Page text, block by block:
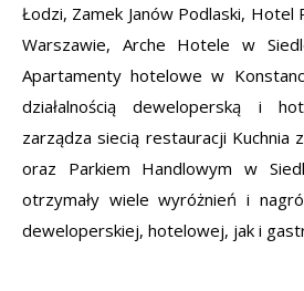
Łodzi, Zamek Janów Podlaski, Hotel
Warszawie, Arche Hotele w
Apartamenty hotelowe w
działalnością deweloperską i
zarządza siecią restauracji Kuchnia
oraz Parkiem Handlowym w
otrzymały wiele wyróżnień i
deweloperskiej, hotelowej, jak i